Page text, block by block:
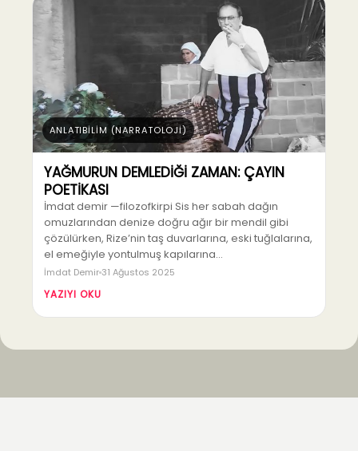
ANLATIBİLİM (NARRATOLOJİ)
YAĞMURUN DEMLEDİĞİ ZAMAN: ÇAYIN
POETİKASI
İmdat demir —filozofkirpi Sis her sabah dağın
omuzlarından denize doğru ağır bir mendil gibi
çözülürken, Rize’nin taş duvarlarına, eski tuğlalarına,
el emeğiyle yontulmuş kapılarına…
İmdat Demir 31 Ağustos 2025
YAZIYI OKU